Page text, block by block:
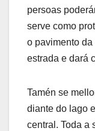
persoas
serve como
o pavimento
estrada e dará
Tamén se
diante do lago
central. Toda a